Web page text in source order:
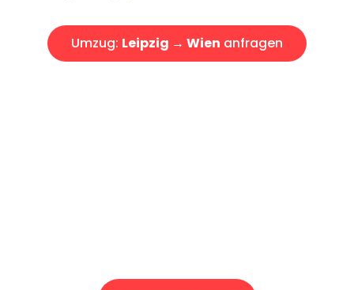
Umzug: Leipzig → Wien anfragen